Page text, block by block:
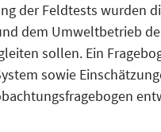
der Feldtests wurden
dem Umweltbetrieb
sollen. Ein
sowie